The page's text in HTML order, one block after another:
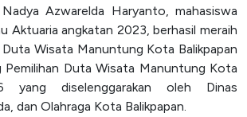
Azwarelda Haryanto, mahasiswa
Aktuaria angkatan 2023, berhasil meraih
Duta Wisata Manuntung Kota Balikpapan
Pemilihan Duta Wisata Manuntung Kota
yang diselenggarakan oleh Dinas
dan Olahraga Kota Balikpapan.